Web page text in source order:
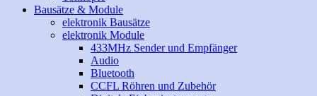
Bausätze & Module
elektronik Bausätze
elektronik Module
433MHz Sender und Empfänger
Audio
Bluetooth
CCFL Röhren und Zubehör